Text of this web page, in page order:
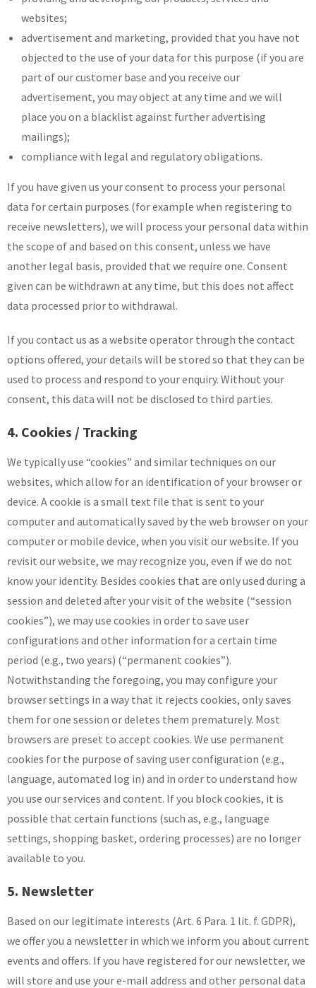
websites;
advertisement and marketing, provided that you have not
objected to the use of your data for this purpose (if you are
part of our customer base and you receive our
advertisement, you may object at any time and we will
place you on a blacklist against further advertising
mailings);
compliance with legal and regulatory obligations.
If you have given us your consent to process your personal
data for certain purposes (for example when registering to
receive newsletters), we will process your personal data within
the scope of and based on this consent, unless we have
another legal basis, provided that we require one. Consent
given can be withdrawn at any time, but this does not affect
data processed prior to withdrawal.
If you contact us as a website operator through the contact
options offered, your details will be stored so that they can be
used to process and respond to your enquiry. Without your
consent, this data will not be disclosed to third parties.
4. Cookies / Tracking
We typically use “cookies” and similar techniques on our
websites, which allow for an identification of your browser or
device. A cookie is a small text file that is sent to your
computer and automatically saved by the web browser on your
computer or mobile device, when you visit our website. If you
revisit our website, we may recognize you, even if we do not
know your identity. Besides cookies that are only used during a
session and deleted after your visit of the website (“session
cookies”), we may use cookies in order to save user
configurations and other information for a certain time
period (e.g., two years) (“permanent cookies”).
Notwithstanding the foregoing, you may configure your
browser settings in a way that it rejects cookies, only saves
them for one session or deletes them prematurely. Most
browsers are preset to accept cookies. We use permanent
cookies for the purpose of saving user configuration (e.g.,
language, automated log in) and in order to understand how
you use our services and content. If you block cookies, it is
possible that certain functions (such as, e.g., language
settings, shopping basket, ordering processes) are no longer
available to you.
5. Newsletter
Based on our legitimate interests (Art. 6 Para. 1 lit. f. GDPR),
we offer you a newsletter in which we inform you about current
events and offers. If you have registered for our newsletter, we
will store and use your e-mail address and other personal data